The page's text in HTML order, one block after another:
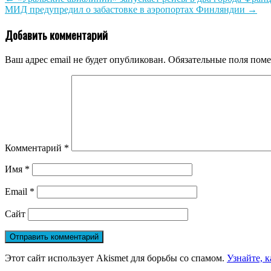
МИД предупредил о забастовке в аэропортах Финляндии →
Добавить комментарий
Ваш адрес email не будет опубликован. Обязательные поля
Комментарий *
Имя *
Email *
Сайт
Этот сайт использует Akismet для борьбы со спамом. Узнайте,